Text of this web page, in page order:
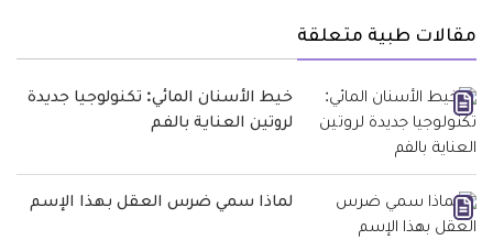
مقالات طبية متعلقة
خيط الأسنان المائي: تكنولوجيا جديدة
لروتين العناية بالفم
لماذا سمي ضرس العقل بهذا الإسم